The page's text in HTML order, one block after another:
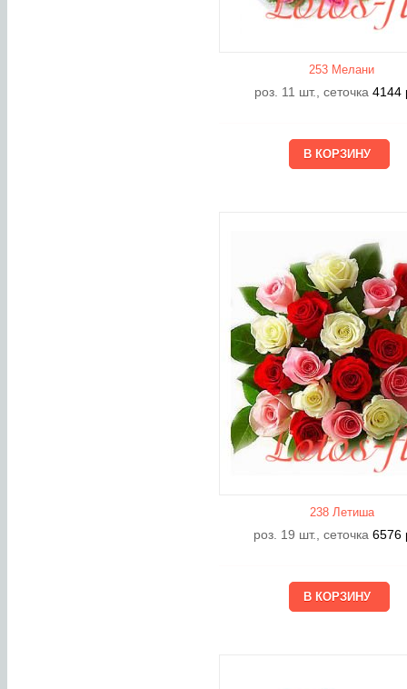
253 Мелани
роз. 11 шт., сеточка 4144
238 Летишa
роз. 19 шт., сеточка6576